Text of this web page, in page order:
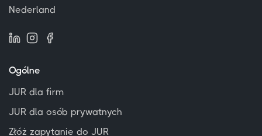
Nederland
Ogólne
JUR dla firm
JUR dla osób prywatnych
Złóż zapytanie do JUR